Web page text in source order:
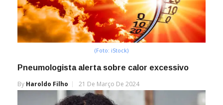
(Foto: iStock)
Pneumologista alerta sobre calor excessivo
By Haroldo Filho 21 De Março De 2024